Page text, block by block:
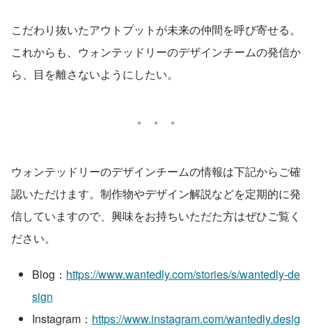
こだわり抜いたアウトプットが未来の仲間を呼び寄せる。
これからも、ウォンテッドリーのデザインチームの発信か
ら、目を離さないようにしたい。
ウォンテッドリーのデザインチームの情報は下記からご確
認いただけます。制作物やデザイン解説などを定期的に発
信していますので、興味をお持ちいただた方はぜひご覧く
ださい。
Blog： https://www.wantedly.com/stories/s/wantedly-de
sign
Instagram： https://www.instagram.com/wantedly.desig